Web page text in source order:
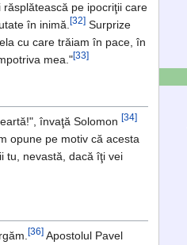
pe ipocriţii care
în inimă.[32] Surprize
cu care trăiam în pace, în
mea."[33]
învaţă Solomon [34]
opune pe motiv că acesta
tu, nevastă, dacă îţi vei
[36] Apostolul Pavel